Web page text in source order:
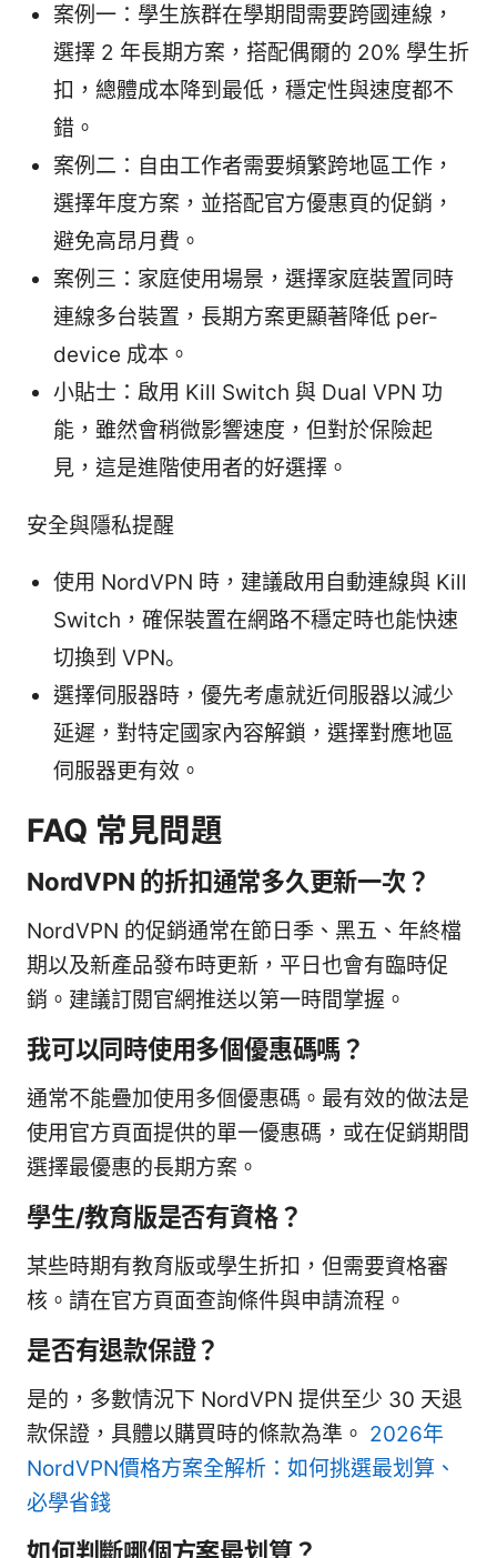
案例一：學生族群在學期間需要跨國連線，
選擇 2 年長期方案，搭配偶爾的 20% 學生折
扣，總體成本降到最低，穩定性與速度都不
錯。
案例二：自由工作者需要頻繁跨地區工作，
選擇年度方案，並搭配官方優惠頁的促銷，
避免高昂月費。
案例三：家庭使用場景，選擇家庭裝置同時
連線多台裝置，長期方案更顯著降低 per-
device 成本。
小貼士：啟用 Kill Switch 與 Dual VPN 功
能，雖然會稍微影響速度，但對於保險起
見，這是進階使用者的好選擇。
安全與隱私提醒
使用 NordVPN 時，建議啟用自動連線與 Kill
Switch，確保裝置在網路不穩定時也能快速
切換到 VPN。
選擇伺服器時，優先考慮就近伺服器以減少
延遲，對特定國家內容解鎖，選擇對應地區
伺服器更有效。
FAQ 常見問題
NordVPN 的折扣通常多久更新一次？
NordVPN 的促銷通常在節日季、黑五、年終檔
期以及新產品發布時更新，平日也會有臨時促
銷。建議訂閱官網推送以第一時間掌握。
我可以同時使用多個優惠碼嗎？
通常不能疊加使用多個優惠碼。最有效的做法是
使用官方頁面提供的單一優惠碼，或在促銷期間
選擇最優惠的長期方案。
學生/教育版是否有資格？
某些時期有教育版或學生折扣，但需要資格審
核。請在官方頁面查詢條件與申請流程。
是否有退款保證？
是的，多數情況下 NordVPN 提供至少 30 天退
款保證，具體以購買時的條款為準。 2026年
NordVPN價格方案全解析：如何挑選最划算、
必學省錢
如何判斷哪個方案最划算？